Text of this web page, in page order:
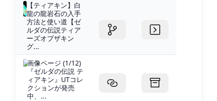
【ティアキン】白
龍の龍岩石の入手
方法と使い道【ゼ
ルダの伝説ティア
ーズオブザキン
グ...
画像ページ (1/12)
『ゼルダの伝説 テ
ィアキン』UTコレ
クションが発売
中、...